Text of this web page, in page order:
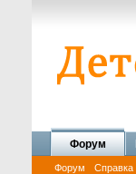
Форум
Форум Справка